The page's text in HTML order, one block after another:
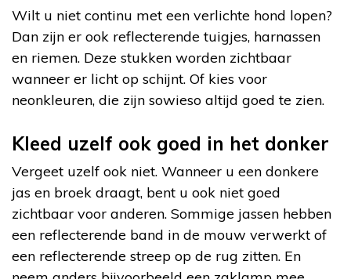
Wilt u niet continu met een verlichte hond lopen?
Dan zijn er ook reflecterende tuigjes, harnassen
en riemen. Deze stukken worden zichtbaar
wanneer er licht op schijnt. Of kies voor
neonkleuren, die zijn sowieso altijd goed te zien.
Kleed uzelf ook goed in het donker
Vergeet uzelf ook niet. Wanneer u een donkere
jas en broek draagt, bent u ook niet goed
zichtbaar voor anderen. Sommige jassen hebben
een reflecterende band in de mouw verwerkt of
een reflecterende streep op de rug zitten. En